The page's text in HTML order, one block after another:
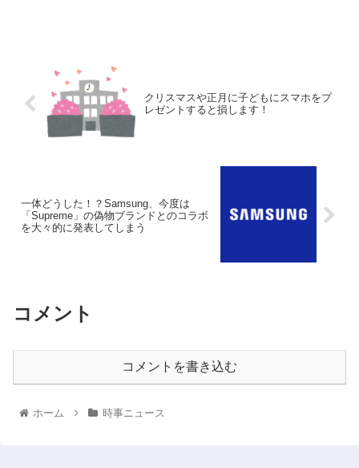
クリスマスや正月に子どもにスマホをプ
レゼントすると損します！
一体どうした！？Samsung、今度は
「Supreme」の偽物ブランドとのコラボ
を大々的に発表してしまう
コメント
コメントを書き込む
ホーム 時事ニュース